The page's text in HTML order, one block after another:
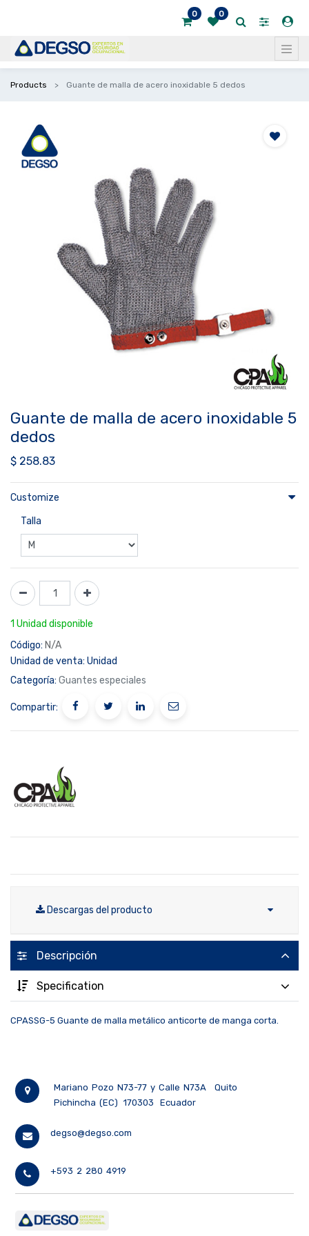
0 0
Products Guante de malla de acero inoxidable 5 dedos
Guante de malla de acero inoxidable 5
dedos
$ 258.83
Customize
Talla
1 Unidad disponible
Código: N/A
Unidad de venta: Unidad
Categoría: Guantes especiales
Compartir:
Descargas del producto
Descripción
Specification
CPASSG-5 Guante de malla metálico anticorte de manga corta.
Mariano Pozo N73-77 y Calle N73A
Quito
Pichincha (EC)
170303 Ecuador
degso@degso.com
+593 2 280 4919